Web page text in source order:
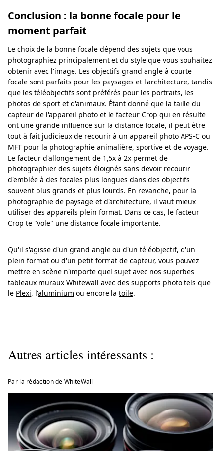
Conclusion : la bonne focale pour le
moment parfait
Le choix de la bonne focale dépend des sujets que vous
photographiez principalement et du style que vous souhaitez
obtenir avec l'image. Les objectifs grand angle à courte
focale sont parfaits pour les paysages et l'architecture, tandis
que les téléobjectifs sont préférés pour les portraits, les
photos de sport et d'animaux. Étant donné que la taille du
capteur de l'appareil photo et le facteur Crop qui en résulte
ont une grande influence sur la distance focale, il peut être
tout à fait judicieux de recourir à un appareil photo APS-C ou
MFT pour la photographie animalière, sportive et de voyage.
Le facteur d'allongement de 1,5x à 2x permet de
photographier des sujets éloignés sans devoir recourir
d'emblée à des focales plus longues dans des objectifs
souvent plus grands et plus lourds. En revanche, pour la
photographie de paysage et d'architecture, il vaut mieux
utiliser des appareils plein format. Dans ce cas, le facteur
Crop te "vole" une distance focale importante.
Qu'il s'agisse d'un grand angle ou d'un téléobjectif, d'un
plein format ou d'un petit format de capteur, vous pouvez
mettre en scène n'importe quel sujet avec nos superbes
tableaux muraux Whitewall avec des supports photo tels que
le Plexi, l'aluminium ou encore la toile.
Autres articles intéressants :
Par la rédaction de WhiteWall